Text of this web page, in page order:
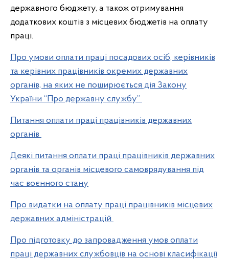
державного бюджету, а також отримування
додаткових коштів з місцевих бюджетів на оплату
праці.
Про умови оплати праці посадових осіб, керівників
та керівних працівників окремих державних
органів, на яких не поширюється дія Закону
України “Про державну службу”
Питання оплати праці працівників державних
органів
Деякі питання оплати праці працівників державних
органів та органів місцевого самоврядування під
час воєнного стану
Про видатки на оплату праці працівників місцевих
державних адміністрацій
Про підготовку до запровадження умов оплати
праці державних службовців на основі класифікації